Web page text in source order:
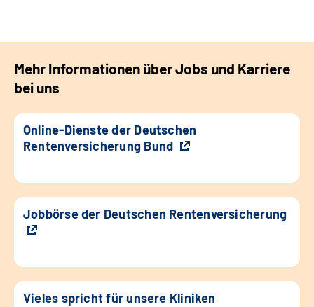
Mehr Informationen über Jobs und Karriere
bei uns
Online-Dienste der Deutschen
Rentenversicherung Bund
Jobbörse der Deutschen Rentenversicherung
Vieles spricht für unsere Kliniken